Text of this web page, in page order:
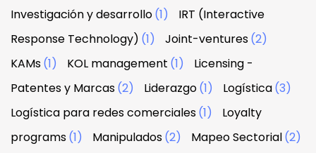
Investigación y desarrollo(1)
IRT (Interactive
Response Technology) (1) Joint-ventures(2)
KAMs(1) KOL management (1)
Licensing -
Patentes y Marcas(2) Liderazgo(1) Logística(3)
Logística para redes comerciales(1)
Loyalty
programs(1) Manipulados(2) Mapeo Sectorial(2)